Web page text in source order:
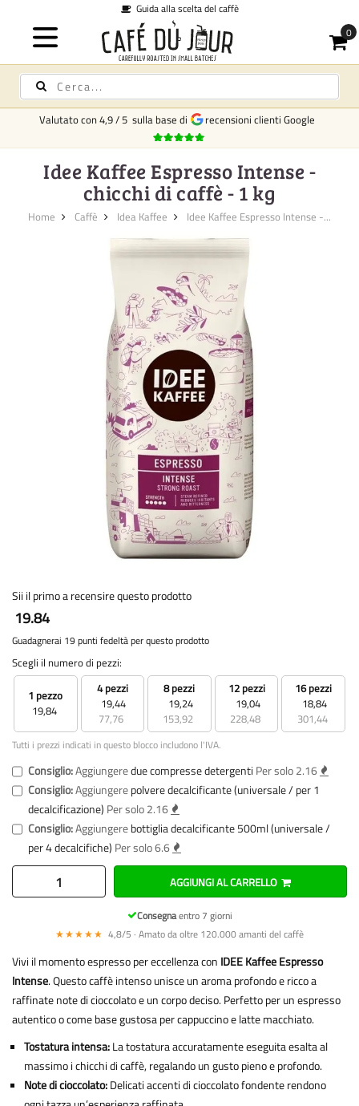
Valutato con4,9/5 sulla base di recensioni clienti Google
Idee Kaffee Espresso Intense -
chicchi di caffè - 1 kg
Home Caffè Idea Kaffee Idee Kaffee Espresso Intense -...
Sii il primo a recensire questo prodotto
19.84
Guadagnerai 19 punti fedeltà per questo prodotto
Scegli il numero di pezzi:
1 pezzo
19,84
4 pezzi
19,44
77,76
8 pezzi
19,24
153,92
12 pezzi
19,04
228,48
16 pezzi
18,84
301,44
Tutti i prezzi indicati in questo blocco includono l'IVA.
Consiglio:Aggiungeredue compresse detergenti Per solo 2.16
Consiglio:Aggiungerepolvere decalcificante (universale / per 1
decalcificazione) Per solo 2.16
Consiglio:Aggiungerebottiglia decalcificante 500ml (universale /
per 4 decalcifiche) Per solo 6.6
AGGIUNGI AL CARRELLO
Consegnaentro 7 giorni
★★★★★ 4,8/5 · Amato da oltre 120.000 amanti del caffè
Vivi il momento espresso per eccellenza con IDEE Kaffee Espresso
Intense. Questo caffè intenso unisce un aroma profondo e ricco a
raffinate note di cioccolato e un corpo deciso. Perfetto per un espresso
autentico o come base gustosa per cappuccino e latte macchiato.
Tostatura intensa:La tostatura accuratamente eseguita esalta al
massimo i chicchi di caffè, regalando un gusto pieno e profondo.
Note di cioccolato:Delicati accenti di cioccolato fondente rendono